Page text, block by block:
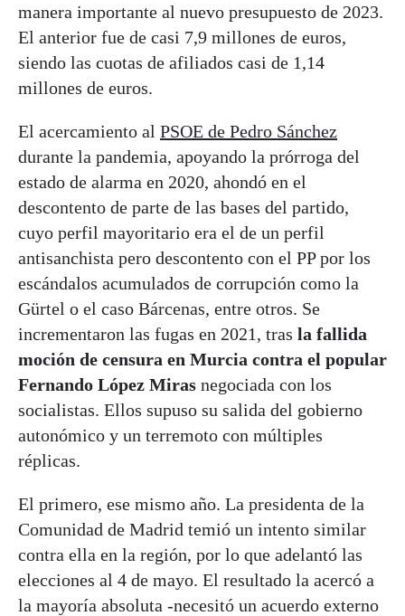
manera importante al nuevo presupuesto de 2023.
El anterior fue de casi 7,9 millones de euros,
siendo las cuotas de afiliados casi de 1,14
millones de euros.
El acercamiento al PSOE de Pedro Sánchez
durante la pandemia, apoyando la prórroga del
estado de alarma en 2020, ahondó en el
descontento de parte de las bases del partido,
cuyo perfil mayoritario era el de un perfil
antisanchista pero descontento con el PP por los
escándalos acumulados de corrupción como la
Gürtel o el caso Bárcenas, entre otros. Se
incrementaron las fugas en 2021, tras la fallida
moción de censura en Murcia contra el popular
Fernando López Miras negociada con los
socialistas. Ellos supuso su salida del gobierno
autonómico y un terremoto con múltiples
réplicas.
El primero, ese mismo año. La presidenta de la
Comunidad de Madrid temió un intento similar
contra ella en la región, por lo que adelantó las
elecciones al 4 de mayo. El resultado la acercó a
la mayoría absoluta -necesitó un acuerdo externo